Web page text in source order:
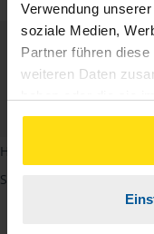
Verwendung
soziale Medien,
Partner führen
weiteren Daten
gesammelt haben.
können Sie der
unserer
Checkliste
PDF - 585 KB
Hinweis: Übersetzungen
Sie auf den Pfeil neben